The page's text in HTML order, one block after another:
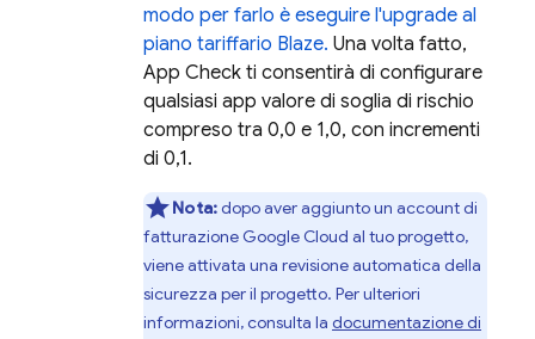
modo per farlo è eseguire l'upgrade al
piano tariffario Blaze. Una volta fatto,
App Check ti consentirà di configurare
qualsiasi app valore di soglia di rischio
compreso tra 0,0 e 1,0, con incrementi
di 0,1.
Nota:dopo aver aggiunto un account di
fatturazione Google Cloud al tuo progetto,
viene attivata una revisione automatica della
sicurezza per il progetto. Per ulteriori
informazioni, consulta la documentazione di